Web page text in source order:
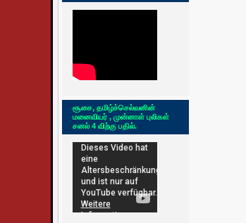
சூசை, தமிழ்ச்செல்வனின்
மனைவியர் , முன்னாள் புலிகள்
சனல் 4 விற்கு பதில்.